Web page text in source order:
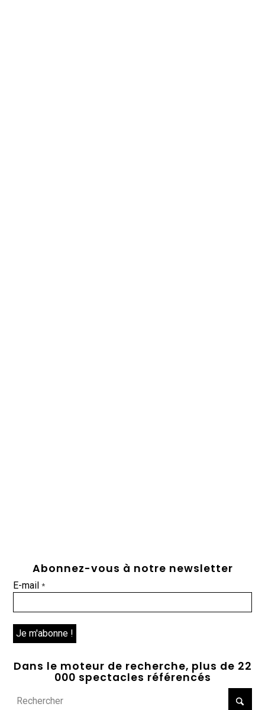
Abonnez-vous à notre newsletter
E-mail*
Dans le moteur de recherche, plus de 22
000 spectacles référencés